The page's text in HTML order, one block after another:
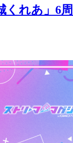
くれあ」6